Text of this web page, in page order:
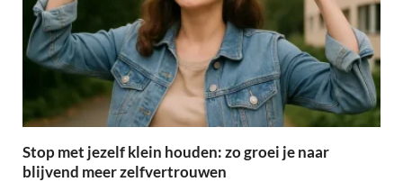
Stop met jezelf klein houden: zo groei je naar
blijvend meer zelfvertrouwen